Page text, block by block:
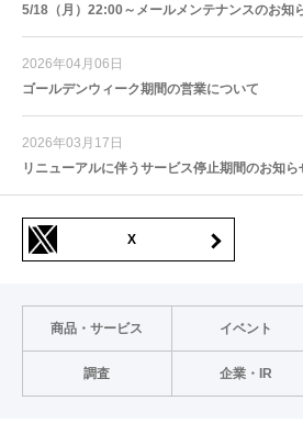
5/18（月）22:00～メールメンテナンスのお知
2026年04月06日
ゴールデンウィーク期間の営業について
2026年03月17日
リニューアルに伴うサービス停止期間のお知
X
商品・サービス イベント
調査 企業・IR